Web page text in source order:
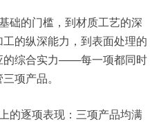
础的门槛，到材质工艺的深
的纵深能力，到表面处理的
的综合实力——每一项都同时
项产品。
的逐项表现：三项产品均满